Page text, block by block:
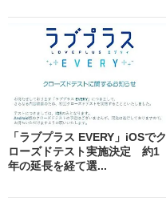
「ラブプラス EVERY」iOSでク
ローズドテスト実施決定 約1
年の延長を経て選...